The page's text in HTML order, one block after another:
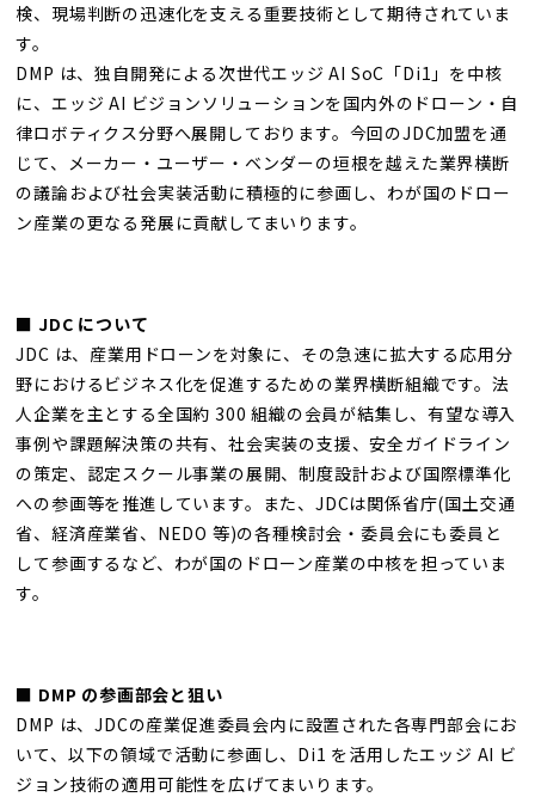
検、現場判断の迅速化を支える重要技術として期待されていま
す。
DMP は、独自開発による次世代エッジ AI SoC「Di1」を中核
に、エッジ AI ビジョンソリューションを国内外のドローン・自
律ロボティクス分野へ展開しております。今回のJDC加盟を通
じて、メーカー・ユーザー・ベンダーの垣根を越えた業界横断
の議論および社会実装活動に積極的に参画し、わが国のドロー
ン産業の更なる発展に貢献してまいります。
■ JDC について
JDC は、産業用ドローンを対象に、その急速に拡大する応用分
野におけるビジネス化を促進するための業界横断組織です。法
人企業を主とする全国約 300 組織の会員が結集し、有望な導入
事例や課題解決策の共有、社会実装の支援、安全ガイドライン
の策定、認定スクール事業の展開、制度設計および国際標準化
への参画等を推進しています。また、JDCは関係省庁(国土交通
省、経済産業省、NEDO 等)の各種検討会・委員会にも委員と
して参画するなど、わが国のドローン産業の中核を担っていま
す。
■ DMP の参画部会と狙い
DMP は、JDCの産業促進委員会内に設置された各専門部会にお
いて、以下の領域で活動に参画し、Di1 を活用したエッジ AI ビ
ジョン技術の適用可能性を広げてまいります。